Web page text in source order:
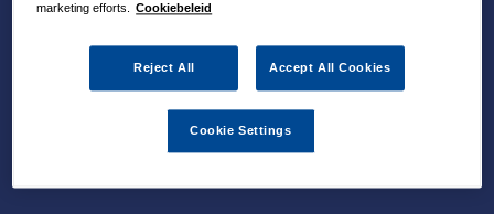
marketing efforts.
Cookiebeleid
Reject All Accept All Cookies
Cookie Settings